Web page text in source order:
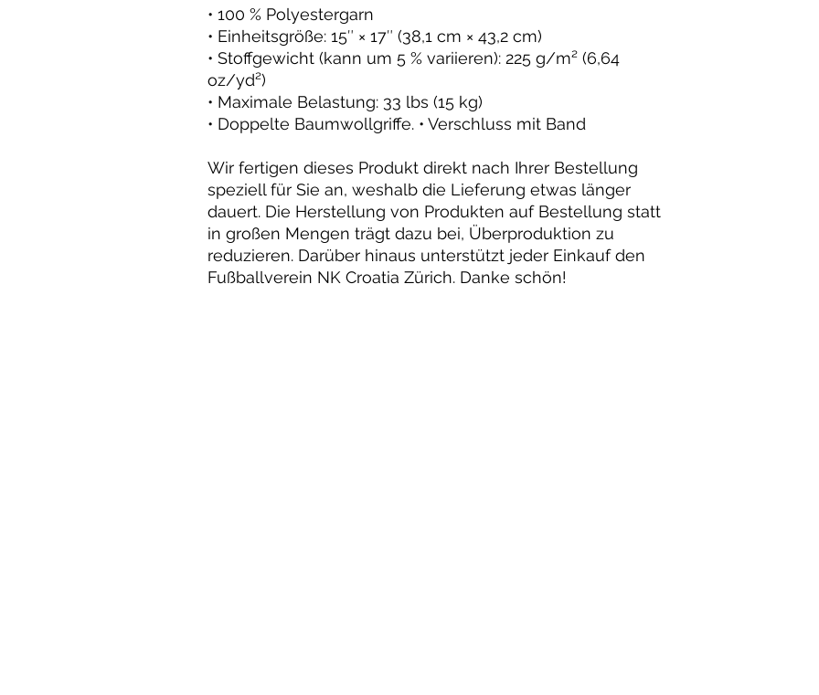
• 100 % Polyestergarn
• Einheitsgröße: 15″ × 17″ (38,1 cm × 43,2 cm)
• Stoffgewicht (kann um 5 % variieren): 225 g/m² (6,64
oz/yd²)
• Maximale Belastung: 33 lbs (15 kg)
• Doppelte Baumwollgriffe. • Verschluss mit Band
Wir fertigen dieses Produkt direkt nach Ihrer Bestellung
speziell für Sie an, weshalb die Lieferung etwas länger
dauert. Die Herstellung von Produkten auf Bestellung statt
in großen Mengen trägt dazu bei, Überproduktion zu
reduzieren. Darüber hinaus unterstützt jeder Einkauf den
Fußballverein NK Croatia Zürich. Danke schön!